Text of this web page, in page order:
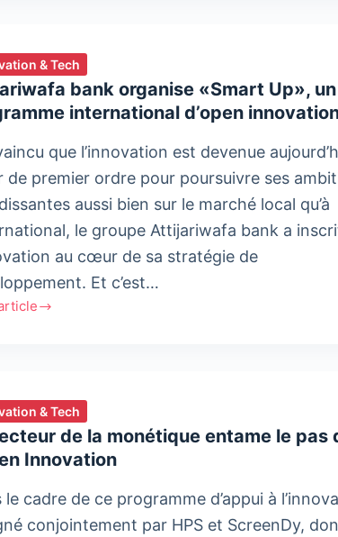
& Tech
bank organise «Smart Up», un
international d’open
que l’innovation est devenue
de premier ordre pour poursuivre ses
aussi bien sur le marché local qu’à
le groupe Attijariwafa bank a
au cœur de sa stratégie de
Et c’est…
& Tech
de la monétique entame le pas
Innovation
le cadre de ce programme d’appui à
conjointement par HPS et ScreenDy,